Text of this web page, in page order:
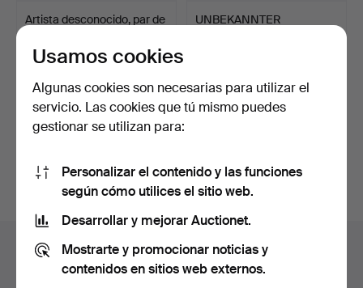
Artista desconocido, par de
8 horas 34 min
93 USD
UNBEKANNTER
93 USD
Suscribir búsqueda
También puedes buscar ennuestro archivo de
subastas concluidas .
Lotes en Alemania
Estás viendo únicamente los lotes en Alemania.
Usamos cookies
Algunas cookies son necesarias para utilizar el
servicio. Las cookies que tú mismo puedes
gestionar se utilizan para:
Personalizar el contenido y las funciones
según cómo utilices el sitio web.
Desarrollar y mejorar Auctionet.
Mostrarte y promocionar noticias y
contenidos en sitios web externos.